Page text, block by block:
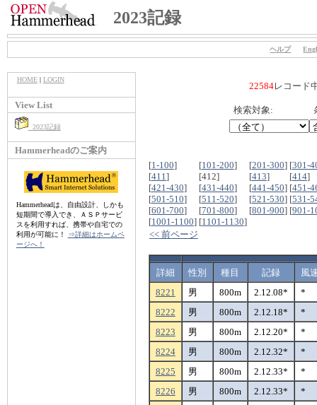
2023記録
ヘルプ
HOME| LOGIN
View List
2023記録
Hammerheadのご案内
Hammerheadは、自由設計、しかも
短期間で導入でき、ＡＳＰサービ
スを利用すれば、携帯や自宅での
利用が可能に！
⇒詳細はホームペ
ージへ！
22584レコード
検索対象:
[1-100] [101-200] [201-300] [301-
[411] [412] [413] [414]
[421-430] [431-440] [441-450] [451-
[501-510] [511-520] [521-530] [531-
[601-700] [701-800] [801-900] [901-
[1001-1100] [1101-1130]
<< 前ページ
詳細 性別 種目 記録
風
8221
男 800m 2.12.08*
*
8222
男 800m 2.12.18*
*
8223
男 800m 2.12.20*
*
8224
男 800m 2.12.32*
*
8225
男 800m 2.12.33*
*
8226
男 800m 2.12.33*
*